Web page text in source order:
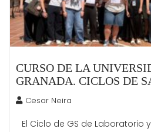
CURSO DE LA
GRANADA. CICLOS DE
Cesar Neira
El Ciclo de GS de Laboratorio